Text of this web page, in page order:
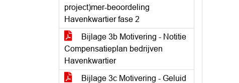
project)mer-beoordeling
Havenkwartier fase 2
Bijlage 3b Motivering - Notitie
Compensatieplan bedrijven
Havenkwartier
Bijlage 3c Motivering - Geluid